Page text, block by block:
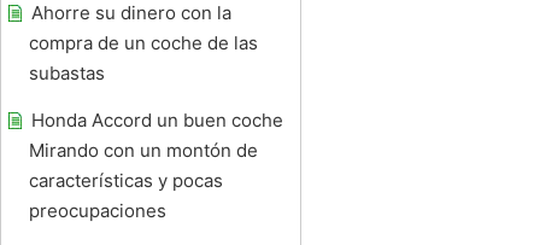
Ahorre su dinero con la
compra de un coche de las
subastas
Honda Accord un buen coche
Mirando con un montón de
características y pocas
preocupaciones